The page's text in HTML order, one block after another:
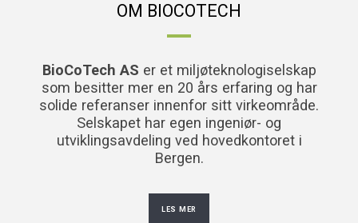
OM BIOCOTECH
BioCoTech AS er et miljøteknologiselskap
som besitter mer en 20 års erfaring og har
solide referanser innenfor sitt virkeområde.
Selskapet har egen ingeniør- og
utviklingsavdeling ved hovedkontoret i
Bergen.
LES MER